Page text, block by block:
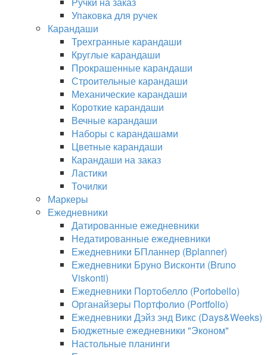
Упаковка для ручек
Карандаши
Трехгранные карандаши
Круглые карандаши
Прокрашенные карандаши
Строительные карандаши
Механические карандаши
Короткие карандаши
Вечные карандаши
Наборы с карандашами
Цветные карандаши
Карандаши на заказ
Ластики
Точилки
Маркеры
Ежедневники
Датированные ежедневники
Недатированные ежедневники
Ежедневники БПланнер (Bplanner)
Ежедневники Бруно Висконти (Bruno
Viskonti)
Ежедневники Портобелло (Portobello)
Органайзеры Портфолио (Portfolio)
Ежедневники Дэйз энд Викс (Days&Weeks)
Бюджетные ежедневники "Эконом"
Настольные планинги